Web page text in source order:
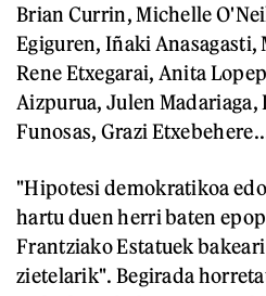
Brian Currin, Michelle
Egiguren, Iñaki Anasagasti,
Rene Etxegarai, Anita
Aizpurua, Julen Madariaga,
Funosas, Grazi
"Hipotesi demokratikoa
hartu duen herri baten
Frantziako Estatuek
zietelarik". Begirada